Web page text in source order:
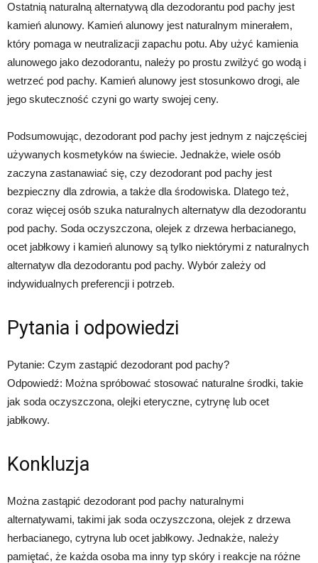
Ostatnią naturalną alternatywą dla dezodorantu pod pachy jest
kamień alunowy. Kamień alunowy jest naturalnym minerałem,
który pomaga w neutralizacji zapachu potu. Aby użyć kamienia
alunowego jako dezodorantu, należy po prostu zwilżyć go wodą i
wetrzeć pod pachy. Kamień alunowy jest stosunkowo drogi, ale
jego skuteczność czyni go warty swojej ceny.
Podsumowując, dezodorant pod pachy jest jednym z najczęściej
używanych kosmetyków na świecie. Jednakże, wiele osób
zaczyna zastanawiać się, czy dezodorant pod pachy jest
bezpieczny dla zdrowia, a także dla środowiska. Dlatego też,
coraz więcej osób szuka naturalnych alternatyw dla dezodorantu
pod pachy. Soda oczyszczona, olejek z drzewa herbacianego,
ocet jabłkowy i kamień alunowy są tylko niektórymi z naturalnych
alternatyw dla dezodorantu pod pachy. Wybór zależy od
indywidualnych preferencji i potrzeb.
Pytania i odpowiedzi
Pytanie: Czym zastąpić dezodorant pod pachy?
Odpowiedź: Można spróbować stosować naturalne środki, takie
jak soda oczyszczona, olejki eteryczne, cytrynę lub ocet
jabłkowy.
Konkluzja
Można zastąpić dezodorant pod pachy naturalnymi
alternatywami, takimi jak soda oczyszczona, olejek z drzewa
herbacianego, cytryna lub ocet jabłkowy. Jednakże, należy
pamiętać, że każda osoba ma inny typ skóry i reakcje na różne